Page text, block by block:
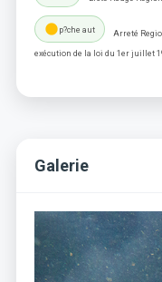
lensp?che aut Arreté
exécution de la loi du 1er juillet
Galerie
Previous